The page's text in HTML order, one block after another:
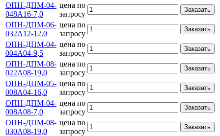
ОПН-ДПМ-04-
048А16-7,0
цена по
запросу
Заказать
ОПН-ДПМ-06-
032А12-12.0
цена по
запросу
Заказать
ОПН-ДПМ-04-
004А04-9,5
цена по
запросу
Заказать
ОПН-ДПМ-08-
022А08-19,0
цена по
запросу
Заказать
ОПН-ДПМ-05-
008А04-16,0
цена по
запросу
Заказать
ОПН-ДПМ-04-
008А08-7,0
цена по
запросу
Заказать
ОПН-ДПМ-08-
030А08-19,0
цена по
запросу
Заказать